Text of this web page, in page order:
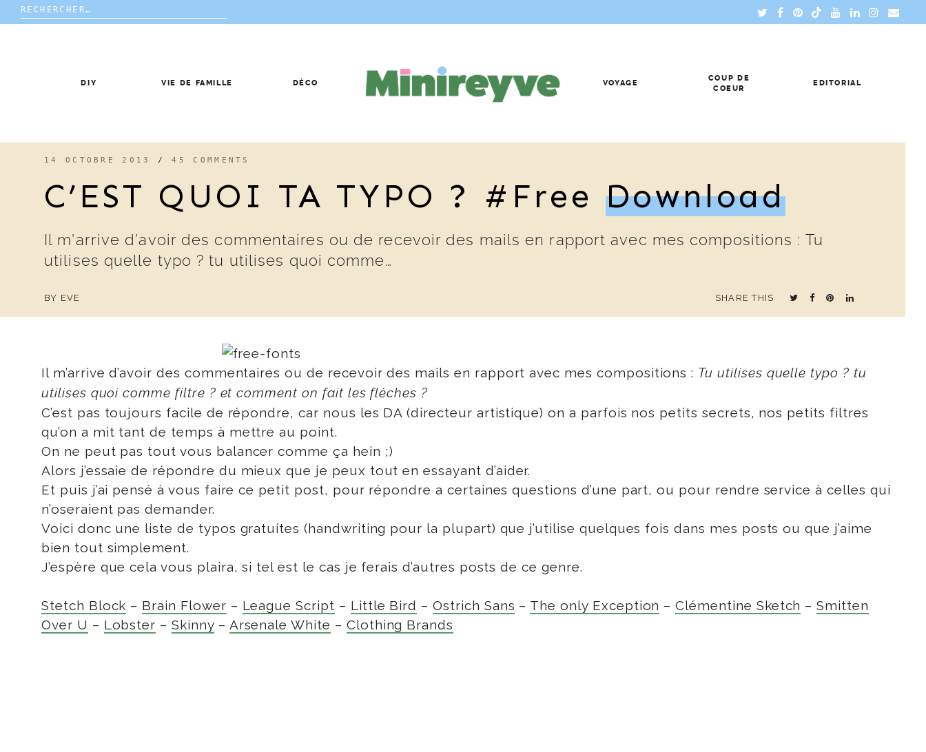
Rechercher :
DIY VIE DE FAMILLE DÉCO VOYAGE
COUP DE
COEUR
EDITORIAL
14 OCTOBRE 2013 /45 COMMENTS
C’EST QUOI TA TYPO ? #free Download
Il m’arrive d’avoir des commentaires ou de recevoir des mails en rapport avec mes compositions : Tu
utilises quelle typo ? tu utilises quoi comme…
BY EVE SHARE THIS
Il m’arrive d’avoir des commentaires ou de recevoir des mails en rapport avec mes compositions : Tu utilises quelle typo ? tu
utilises quoi comme filtre ? et comment on fait les flèches ?
C’est pas toujours facile de répondre, car nous les DA (directeur artistique) on a parfois nos petits secrets, nos petits filtres
qu’on a mit tant de temps à mettre au point.
On ne peut pas tout vous balancer comme ça hein ;)
Alors j’essaie de répondre du mieux que je peux tout en essayant d’aider.
Et puis j’ai pensé à vous faire ce petit post, pour répondre a certaines questions d’une part, ou pour rendre service à celles qui
n’oseraient pas demander.
Voici donc une liste de typos gratuites (handwriting pour la plupart) que j’utilise quelques fois dans mes posts ou que j’aime
bien tout simplement.
J’espère que cela vous plaira, si tel est le cas je ferais d’autres posts de ce genre.
Stetch Block – Brain Flower – League Script – Little Bird –Ostrich Sans – The only Exception –Clémentine Sketch –Smitten
Over U – Lobster –Skinny– Arsenale White – Clothing Brands